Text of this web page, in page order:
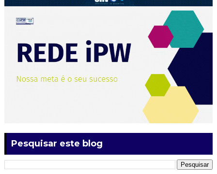
Pesquisar este blog